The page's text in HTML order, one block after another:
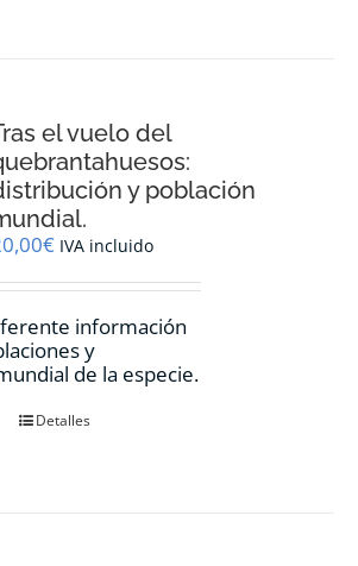
el vuelo del
y población
€ IVA incluido
información
y
de la especie.
Detalles